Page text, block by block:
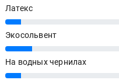
Латекс
7%
Экосольвент
12%
На водных чернилах
7%